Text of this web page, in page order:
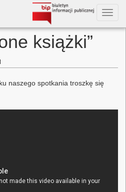
książki”
naszego spotkania troszkę się